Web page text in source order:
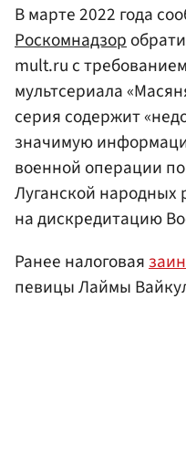
В марте 2022 года
Роскомнадзор
mult.ru с
мультсериала
серия содержит
значимую
военной операции
Луганской
на дискредитацию
Ранее налоговая
певицы Лаймы